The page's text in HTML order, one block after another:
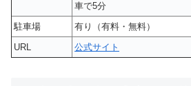
車で5分
駐車場
有り（有料・無料）
URL
公式サイト